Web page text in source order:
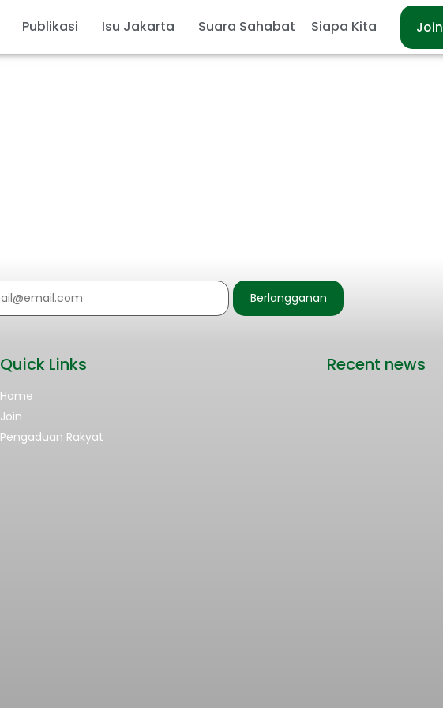
Publikasi Isu Jakarta Suara Sahabat Siapa Kita Join
Berlangganan
Quick Links
Home
Join
Pengaduan Rakyat
Recent news